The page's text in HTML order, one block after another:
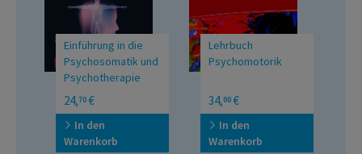
Einführung in die
Psychosomatik und
Psychotherapie
Ein Arbeitsbuch für
Studium und Klinik
24,70 €
In den
Warenkorb
Lehrbuch
Psychomotorik
UTB Grosse Reihe
34,00 €
In den
Warenkorb